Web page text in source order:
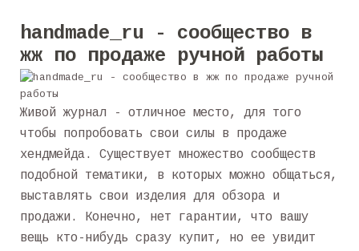
handmade_ru - сообщество в
жж по продаже ручной работы
Живой журнал - отличное место, для того
чтобы попробовать свои силы в продаже
хендмейда. Существует множество сообществ
подобной тематики, в которых можно общаться,
выставлять свои изделия для обзора и
продажи. Конечно, нет гарантии, что вашу
вещь кто-нибудь сразу купит, но ее увидит